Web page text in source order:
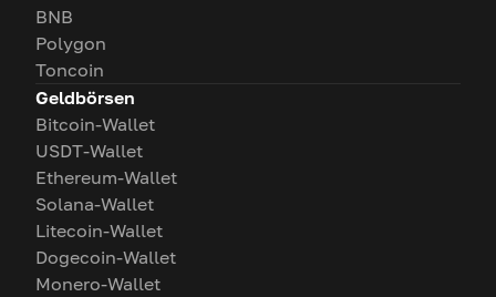
BNB
Polygon
Toncoin
Geldbörsen
Bitcoin-Wallet
USDT-Wallet
Ethereum-Wallet
Solana-Wallet
Litecoin-Wallet
Dogecoin-Wallet
Monero-Wallet